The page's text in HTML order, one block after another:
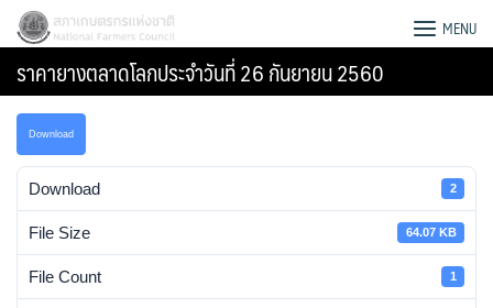
Skip
content
สภาเกษตรกรแห่งชาติ MENU
ราคายางตลาดโลกประจำวันที่ 26 กันยายน 2560
Download
Download 2
File Size 64.07 KB
File Count 1